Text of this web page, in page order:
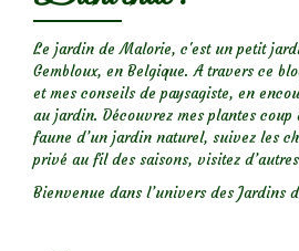
Le jardin de Malorie, c'est un petit
Gembloux, en Belgique. A travers ce
et mes conseils de paysagiste, en
au jardin. Découvrez mes plantes coup
faune d’un jardin naturel, suivez les
privé au fil des saisons, visitez
Bienvenue dans l’univers des Jardins